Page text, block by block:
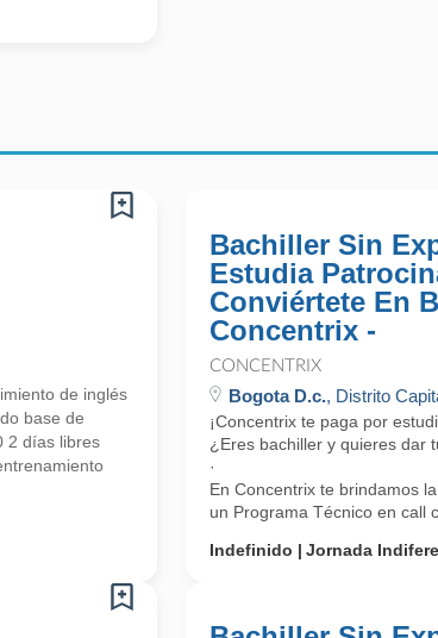
de inglés
base de
2 días libres
Bachiller Sin
Estudia
Conviértete En
Concentrix -
CONCENTRIX
Bogota D.c., Distrito
¡Concentrix te paga por
¿Eres bachiller y quieres dar
·
En Concentrix te brindamos
un Programa Técnico en call
Indefinido
Jornada